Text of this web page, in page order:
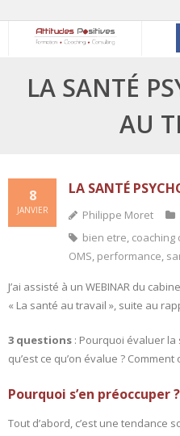
- Process Communication
- Adapter sa posture
- Process Vente
- Ennéagramme
- Quality Teams
- L'intelligence émotionnelle
COACHING et CONSULTING
LA SANTÉ
AU
LA SANTÉ
8
JANVIER Philippe Moret
bien etre, coaching
OMS, performance,
J’ai assisté à un WEBINAR du
« La santé au travail », suite au
3 questions : Pourquoi évaluer
qu’est ce qu’on évalue ? Comment
Pourquoi s’en préoccuper ?
Tout d’abord, c’est une tendance